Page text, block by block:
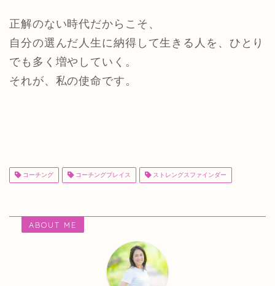
正解のない時代だからこそ、
自分の選んだ人生に納得して生きる人を、ひとり
でも多く増やしていく。
それが、私の使命です。
コーチング コーチングプレイス ストレングスファインダー
ABOUT ME